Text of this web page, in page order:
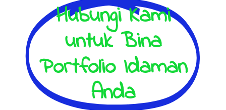
Hubungi Kami
untuk Bina
Portfolio Idaman
Anda